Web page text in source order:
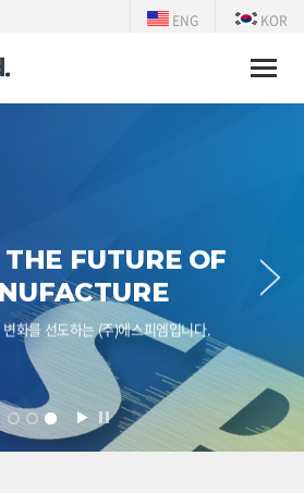
ENG KOR
Toggle
FUTURE OF
화를 선도하는 (주)에스피엠입니다.